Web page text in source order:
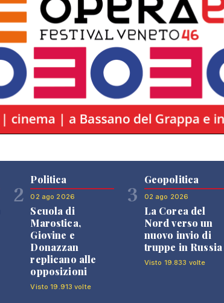
2
Politica
02 ago 2026
Scuola di
Marostica,
Giovine e
Donazzan
replicano alle
opposizioni
Visto 19.913 volte
3
Geopolitica
02 ago 2026
La Corea del
Nord verso un
nuovo invio di
truppe in Russia
Visto 19.833 volte